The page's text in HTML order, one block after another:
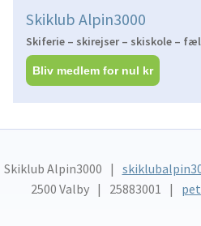
Skiklub Alpin3000
Skiferie – skirejser – skiskole –
Bliv medlem for nul kr
Skiklub Alpin3000
2500 Valby
25883001